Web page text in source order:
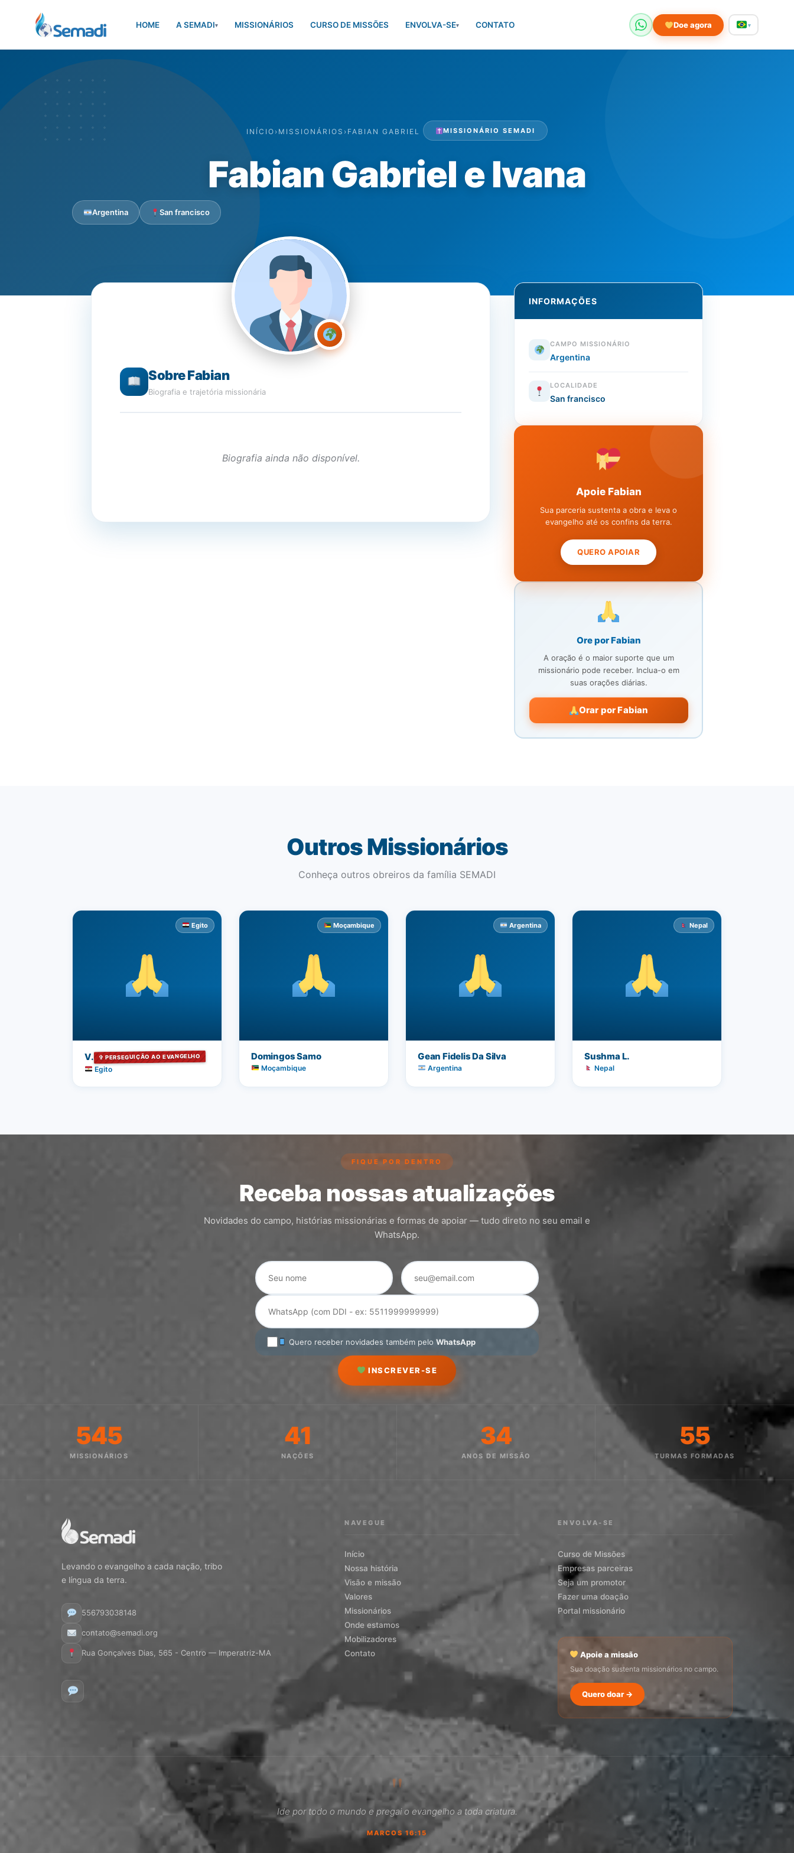
HOME A SEMADI▾ MISSIONÁRIOS CURSO DE MISSÕES ENVOLVA-SE▾ CONTATO Doe agora ▾
INÍCIO › MISSIONÁRIOS › FABIAN GABRIEL MISSIONÁRIO SEMADI
Fabian Gabriel e Ivana
Argentina San francisco
Sobre Fabian
Biografia e trajetória missionária
Biografia ainda não disponível.
INFORMAÇÕES
CAMPO MISSIONÁRIO
Argentina
LOCALIDADE
San francisco
Apoie Fabian
Sua parceria sustenta a obra e leva o
evangelho até os confins da terra.
QUERO APOIAR
Ore por Fabian
A oração é o maior suporte que um
missionário pode receber. Inclua-o em
suas orações diárias.
Orar por Fabian
Outros Missionários
Conheça outros obreiros da família SEMADI
Egito
V. ✞ PERSEGUIÇÃO AO EVANGELHO
Egito
Moçambique
Domingos Samo
Moçambique
Argentina
Gean Fidelis Da Silva
Argentina
Nepal
Sushma L.
Nepal
FIQUE POR DENTRO
Receba nossas atualizações
Novidades do campo, histórias missionárias e formas de apoiar — tudo direto no seu email e
WhatsApp.
Quero receber novidades também pelo WhatsApp
INSCREVER-SE
545
MISSIONÁRIOS
41
NAÇÕES
34
ANOS DE MISSÃO
55
TURMAS FORMADAS
Levando o evangelho a cada nação, tribo
e língua da terra.
556793038148
contato@semadi.org
Rua Gonçalves Dias, 565 - Centro — Imperatriz-MA
NAVEGUE
Início
Nossa história
Visão e missão
Valores
Missionários
Onde estamos
Mobilizadores
Contato
ENVOLVA-SE
Curso de Missões
Empresas parceiras
Seja um promotor
Fazer uma doação
Portal missionário
Apoie a missão
Sua doação sustenta missionários no campo.
Quero doar →
"
Ide por todo o mundo e pregai o evangelho a toda criatura.
MARCOS 16:15
SEMADI
Normalmente responde em minutos
22:49
Como faço para doar?
Como ser um promotor?